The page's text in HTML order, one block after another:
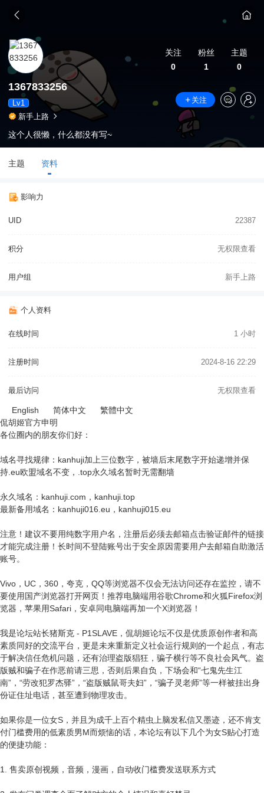
关注
0
粉丝
1
主题
0
1367833256
Lv1
关注
新手上路
这个人很懒，什么都没有写~
主题 资料
影响力
UID 22387
积分 无权限查看
用户组 新手上路
个人资料
在线时间 1 小时
注册时间 2024-8-16 22:29
最后访问 无权限查看
English 简体中文
繁體中文
侃胡姬官方申明
各位圈内的朋友你们好：
域名寻找规律：kanhuji加上三位数字，被墙后末尾数字开始递增并保
持.eu欧盟域名不变，.top永久域名暂时无需翻墙
永久域名：kanhuji.com，kanhuji.top
最新备用域名：kanhuji016.eu，kanhuji015.eu
注意！建议不要用纯数字用户名，注册后必须去邮箱点击验证邮件的链接
才能完成注册！长时间不登陆账号出于安全原因需要用户去邮箱自助激活
账号。
Vivo，UC，360，夸克，QQ等浏览器不仅会无法访问还存在监控，请不
要使用国产浏览器打开网页！推荐电脑端用谷歌Chrome和火狐Firefox浏
览器，苹果用Safari，安卓同电脑端再加一个X浏览器！
我是论坛站长猪斯克 - P1SLAVE，侃胡姬论坛不仅是优质原创作者和高
素质同好的交流平台，更是未来重新定义社会运行规则的一个起点，有志
于解决信任危机问题，还有治理盗版猖狂，骗子横行等不良社会风气。盗
版贼和骗子在作恶前请三思，否则后果自负，下场会和“七鬼先生江
南”，“劳改犯罗杰驿”，“盗版贼鼠哥夫妇”，“骗子灵老师”等一样被挂出身
份证住址电话，甚至遭到物理攻击。
如果你是一位女S，并且为成千上百个精虫上脑发私信又墨迹，还不肯支
付门槛费用的低素质男M而烦恼的话，本论坛有以下几个为女S贴心打造
的便捷功能：
1. 售卖原创视频，音频，漫画，自动收门槛费发送联系方式